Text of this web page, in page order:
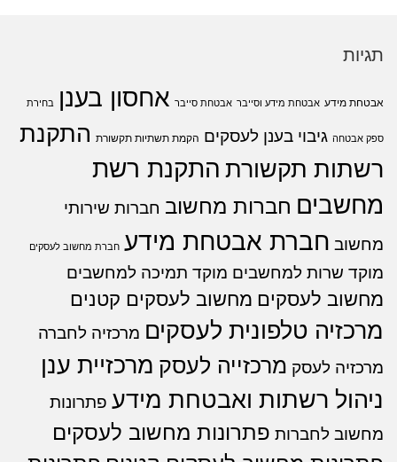
תגיות
אבטחת מידע אבטחת מידע וסייבר אבטחת סייבר אחסון בענן בחירת
ספק אבטחה גיבוי בענן לעסקים הקמת תשתיות תקשורת התקנת
רשתות תקשורת התקנת רשת
מחשבים חברות מחשוב חברות שירותי
מחשוב חברת אבטחת מידע חברת מחשוב לעסקים
מוקד שרות למחשבים מוקד תמיכה למחשבים
מחשוב לעסקים מחשוב לעסקים קטנים
מרכזיה טלפונית לעסקים מרכזיה לחברה
מרכזיה לעסק מרכזייה לעסק מרכזיית ענן
ניהול רשתות ואבטחת מידע פתרונות
מחשוב לחברות פתרונות מחשוב לעסקים